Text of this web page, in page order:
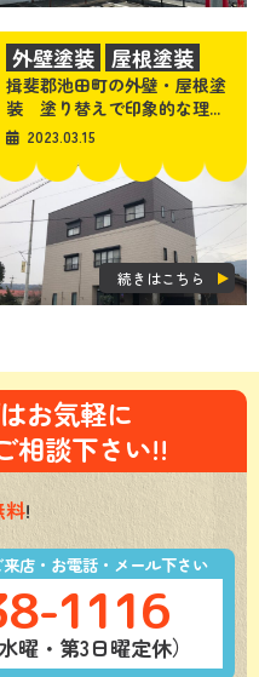
揖斐郡池田町の外壁・屋根塗
装 塗り替えで印象的な理...
2023.03.15
続きはこちら
外壁塗装 屋根塗装
お気軽に
相談下さい!!
料!
店・お電話・メール下さい
1116
曜・第3日曜定休）